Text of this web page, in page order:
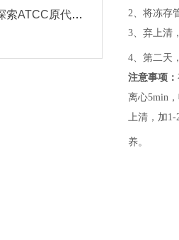
生命科学的基石：探索ATCC原代细胞的魅力
2、 将冻存
3、 弃上清
4、 第二天
注意事项：
离心5min，
上清，加1-
养。